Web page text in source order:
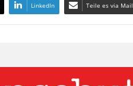
LinkedIn Teile es via Mail